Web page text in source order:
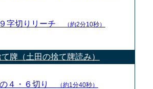
字切りリーチ （約2分10秒）
牌（土田の捨て牌読み）
４・６切り （約1分40秒）